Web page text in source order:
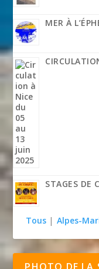
MER À
STAGES DE
Tous | Alpes-